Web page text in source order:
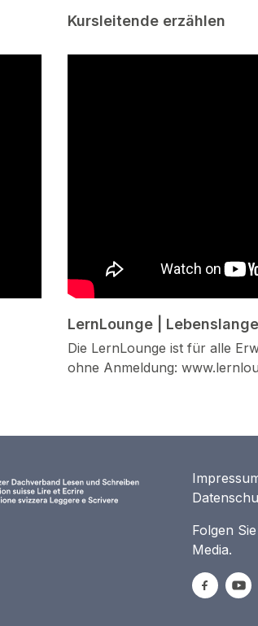
Kursleitende erzählen
LernLounge |
Die LernLounge ist für alle
ohne Anmeldung:
Folgen
Media.